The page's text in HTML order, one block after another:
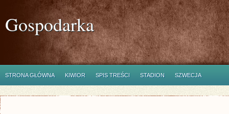
Gospodarka
STRONA GŁÓWNA KIWIOR SPIS TREŚCI STADION SZWECJA